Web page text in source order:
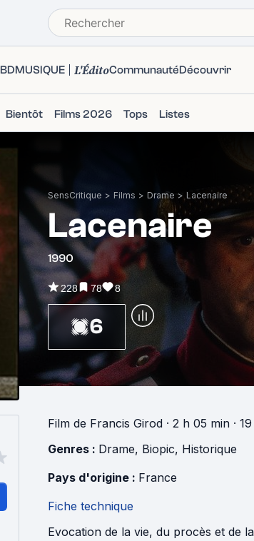
BDMUSIQUE L'ÉditoCommunautéDécouvrir
Bientôt Films 2026 Tops Listes
SensCritique > Films > Drame > Lacenaire
Lacenaire
1990
228 78 8
6
Film de Francis Girod · 2 h 05 min ·
Genres : Drame, Biopic, Historique
Pays d'origine : France
Fiche technique
Evocation de la vie, du procès et de